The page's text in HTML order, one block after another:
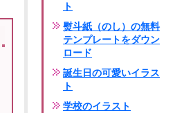
ト
熨斗紙（のし）の無料
テンプレートをダウン
ロード
誕生日の可愛いイラス
ト
学校のイラスト